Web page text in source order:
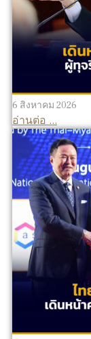
6 สิงหาคม 2026
อ่านต่อ ...